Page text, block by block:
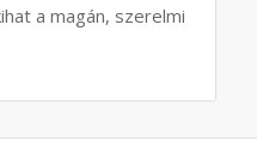
a magán, szerelmi